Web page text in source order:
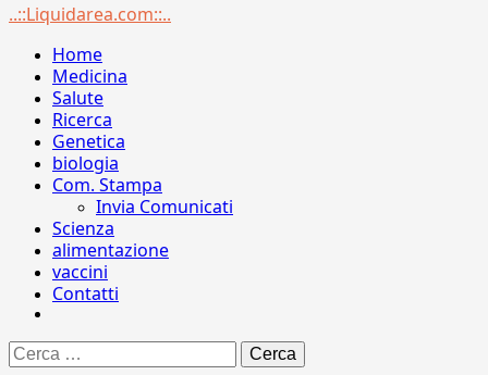
Menu
..::Liquidarea.com::..
Home
Medicina
Salute
Ricerca
Genetica
biologia
Com. Stampa
Invia Comunicati
Scienza
alimentazione
vaccini
Contatti
Ricerca
per: